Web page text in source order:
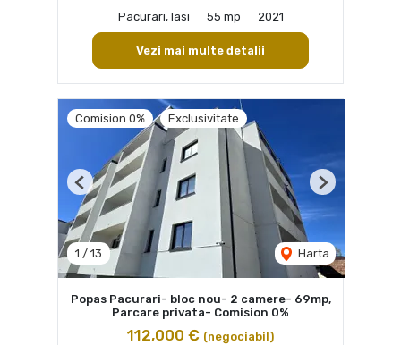
Pacurari, Iasi
55 mp 2021
Vezi mai multe detalii
Comision 0% Exclusivitate
1 / 13 Harta
Previous Next
Popas Pacurari- bloc nou- 2 camere- 69mp,
Parcare privata- Comision 0%
112,000 € (negociabil)